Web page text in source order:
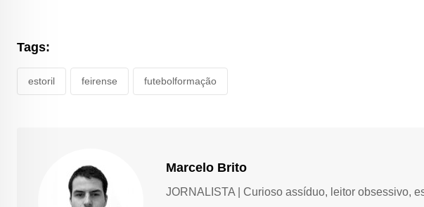
Tags:
estoril feirense futebolformação
Marcelo Brito
JORNALISTA | Curioso assíduo, leitor obsessivo,